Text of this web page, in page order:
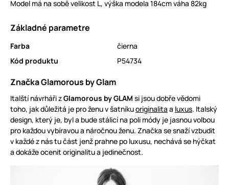
Model má na sobě velikost L, výška modela 184cm váha 82kg
Základné parametre
Farba
čierna
Kód produktu
P54734
Značka Glamorous by Glam
Italští návrháři zGlamorous by GLAM si jsou dobře vědomi
toho, jak důležitá je pro ženu v šatníkuoriginalita a luxus. Italský
design, který je, byl a bude stálicí na poli módy je jasnou volbou
pro každou vybíravou a náročnou ženu. Značka se snaží vzbudit
v každé z nás tu část jenž prahne po luxusu, nechává se hýčkat
a dokáže ocenit originalitu a jedinečnost.